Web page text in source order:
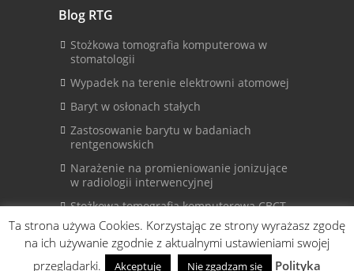
Blog RTG
Stożkowa tomografia komputerowa w
stomatologii
Wypadek na terenie elektrowni atomowej
Baryt w osłonach stałych
Zastosowanie barytu w badaniach
rentgenowskich
Narażenie na promieniowanie jonizujące
w radiologii interwencyjnej
Stożkowa tomografia komputerowa CBCT
© © Copyright 2013-2021 by Quales. All
Ta strona używa Cookies. Korzystając ze strony wyrażasz zgodę
na ich używanie zgodnie z aktualnymi ustawieniami swojej
przeglądarki.
Akceptuję Nie zgadzam się Polityka